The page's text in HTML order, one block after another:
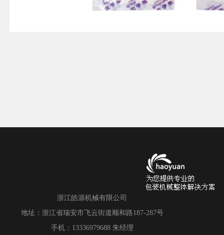
浙江皓源机械有限公司
地址：浙江省瑞安市飞云街道顺和路187-287号
手机：13336979688 朱经理